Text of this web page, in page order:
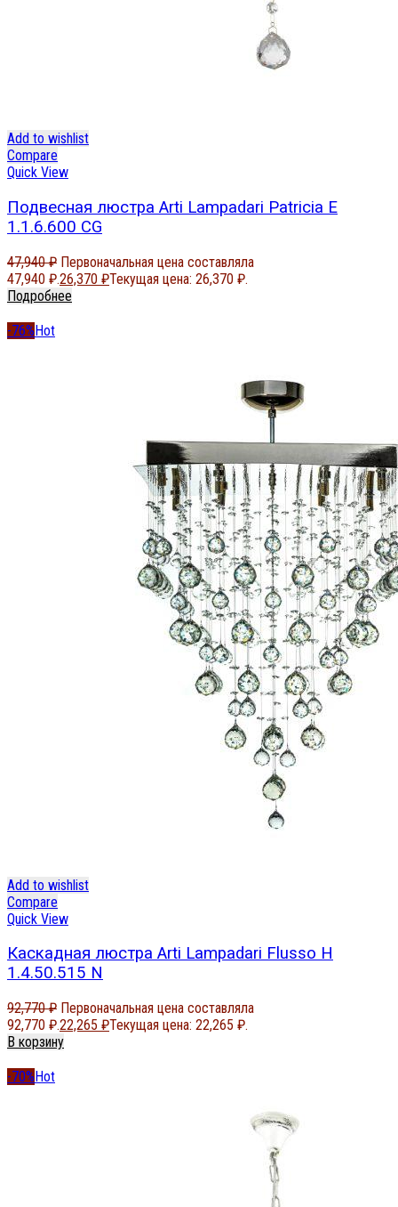
Add to wishlist
Compare
Quick View
Подвесная люстра Arti Lampadari Patricia E
1.1.6.600 CG
47,940₽ Первоначальная цена составляла
47,940 ₽.26,370 ₽Текущая цена: 26,370 ₽.
Подробнее
-76%Hot
Add to wishlist
Compare
Quick View
Каскадная люстра Arti Lampadari Flusso H
1.4.50.515 N
92,770₽ Первоначальная цена составляла
92,770 ₽.22,265 ₽Текущая цена: 22,265 ₽.
В корзину
-70%Hot